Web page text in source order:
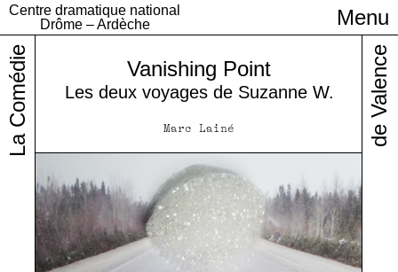
Centre dramatique national
Drôme – Ardèche
Menu
Infos pratiques
Vanishing Point
Les deux voyages de Suzanne W.
Marc Lainé
La Comédie de Valence